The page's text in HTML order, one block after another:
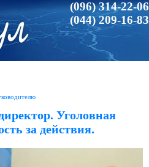
(096) 314-22-06
(044) 209-16-83
Уголовная
за действия.